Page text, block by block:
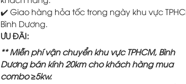
✔️ Giao hàng hỏa tốc trong ngày khu vực
Bình Dương.
ƯU ĐÃI:
** Miễn phí vận chuyển khu vực TPHCM, Bình
Dương bán kính 20km cho khách hàng mua
combo ≥5kw.